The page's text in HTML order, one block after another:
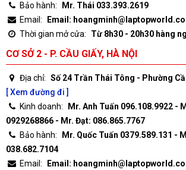
Bảo hành:
Mr. Thái 033.393.2619
Email:
Email:
Thời gian mở cửa:
Từ 8h30 - 20h30 hàng
CƠ SỞ 2 - P. CẦU GIẤY, HÀ NỘI
Địa chỉ: Số 24 Trần Thái Tông - Phường
[ Xem đường đi ]
Kinh doanh:
Mr. Anh Tuấn 096.108.9922 -
0929268866 - Mr. Đạt: 086.865.7767
Bảo hành:
Mr. Quốc Tuấn 0379.589.131 -
038.682.7104
Email:
Email: